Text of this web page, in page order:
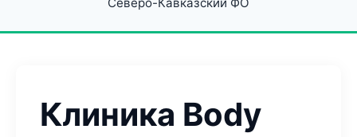
Клиника Body